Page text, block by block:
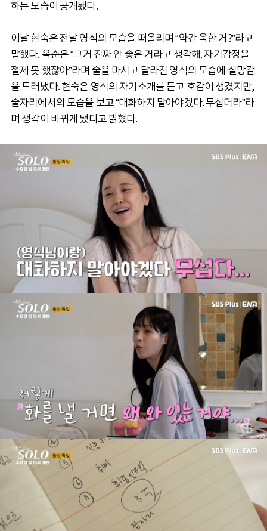
하는 모습이 공개됐다.
이날 현숙은 전날 영식의 모습을 떠올리며 “약간 욱한 거?”라고
말했다. 옥순은 “그거 진짜 안 좋은 거라고 생각해. 자기감정을
절제 못 했잖아”라며 술을 마시고 달라진 영식의 모습에 실망감
을 드러냈다. 현숙은 영식의 자기소개를 듣고 호감이 생겼지만,
술자리에서의 모습을 보고 “대화하지 말아야겠다. 무섭더라”라
며 생각이 바뀌게 됐다고 밝혔다.